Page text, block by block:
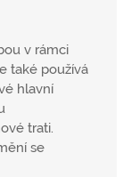
v rámci
také používá
hlavní
trati.
se